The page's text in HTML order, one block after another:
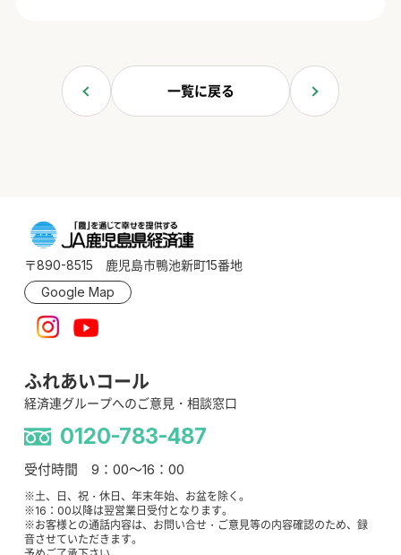
一覧に戻る
〒890-8515 鹿児島市鴨池新町15番地
Google Map
ふれあいコール
経済連グループへのご意見・相談窓口
0120-783-487
受付時間 9：00～16：00
※土、日、祝・休日、年末年始、お盆を除く。
※16：00以降は翌営業日受付となります。
※お客様との通話内容は、お問い合せ・ご意見等の内容確認のため、録
音させていただきます。